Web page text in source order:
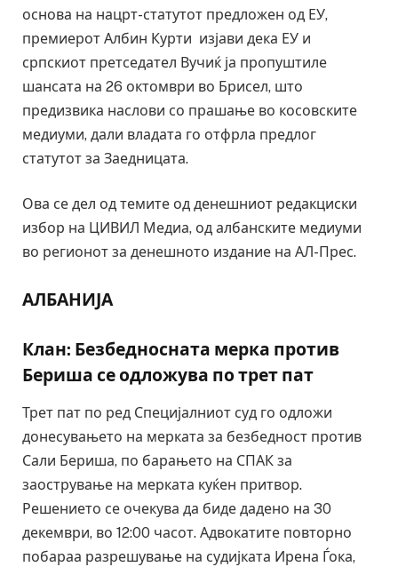
основа на нацрт-статутот предложен од ЕУ,
премиерот Албин Курти изјави дека ЕУ и
српскиот претседател Вучиќ ја пропуштиле
шансата на 26 октомври во Брисел, што
предизвика наслови со прашање во косовските
медиуми, дали владата го отфрла предлог
статутот за Заедницата.
Ова се дел од темите од денешниот редакциски
избор на ЦИВИЛ Медиа, од албанските медиуми
во регионот за денешното издание на АЛ-Прес.
АЛБАНИЈА
Клан: Безбедносната мерка против
Бериша се одложува по трет пат
Трет пат по ред Специјалниот суд го одложи
донесувањето на мерката за безбедност против
Сали Бериша, по барањето на СПАК за
заострување на мерката куќен притвор.
Решението се очекува да биде дадено на 30
декември, во 12:00 часот. Адвокатите повторно
побараа разрешување на судијката Ирена Ѓока,